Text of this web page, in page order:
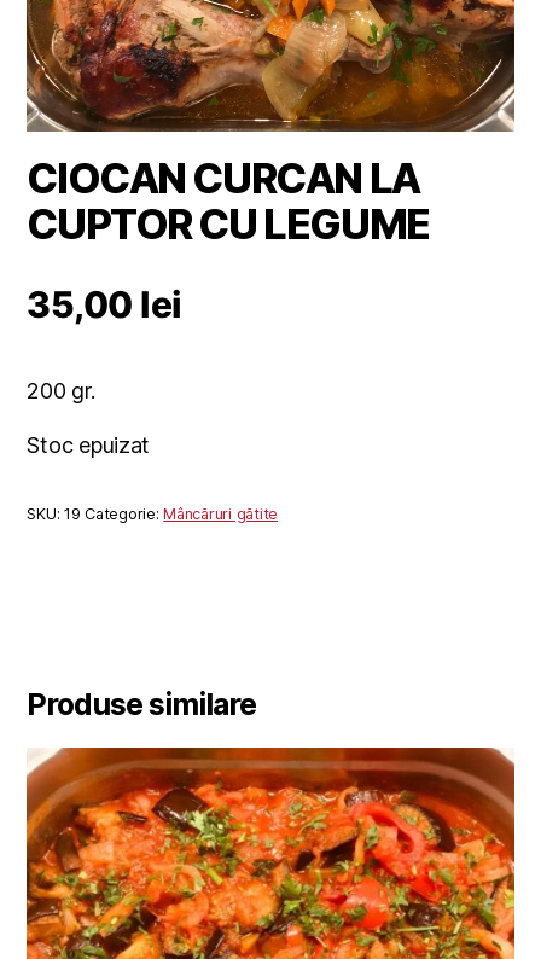
CIOCAN CURCAN LA
CUPTOR CU LEGUME
35,00 lei
200 gr.
Stoc epuizat
SKU:19 Categorie:Mâncăruri gătite
Produse similare